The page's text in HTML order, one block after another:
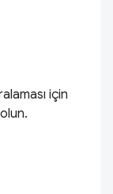
için